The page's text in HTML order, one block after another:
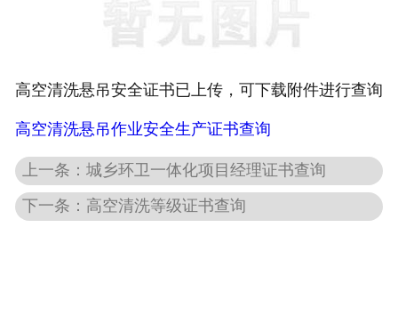
党政要闻
关于协会
高空清洗悬吊安全证书已上传，可下载附件进行查询
高空清洗悬吊作业安全生产证书查询
上一条：城乡环卫一体化​项目经理证书查询
下一条：高空清洗等级证书查询